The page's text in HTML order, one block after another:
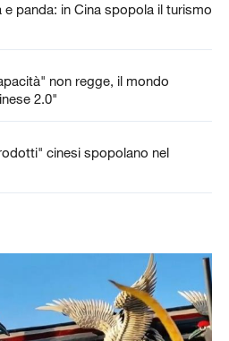
panda: in Cina spopola il turismo
non regge, il mondo
2.0"
cinesi spopolano nel